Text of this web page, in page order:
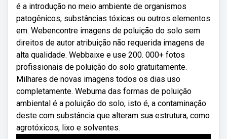
é a introdução no meio ambiente de organismos
patogênicos, substâncias tóxicas ou outros elementos
em. Webencontre imagens de poluição do solo sem
direitos de autor atribuição não requerida imagens de
alta qualidade. Webbaixe e use 200. 000+ fotos
profissionais de poluição do solo gratuitamente.
Milhares de novas imagens todos os dias uso
completamente. Webuma das formas de poluição
ambiental é a poluição do solo, isto é, a contaminação
deste com substância que alteram sua estrutura, como
agrotóxicos, lixo e solventes.